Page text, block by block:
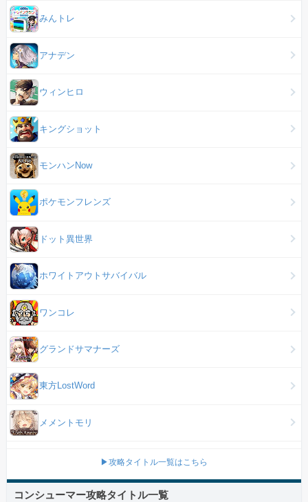
みんトレ
アナデン
ウィンヒロ
キングショット
モンハンNow
ポケモンフレンズ
ドット異世界
ホワイトアウトサバイバル
ワンコレ
グランドサマナーズ
東方LostWord
メメントモリ
▶攻略タイトル一覧はこちら
コンシューマー攻略タイトル一覧